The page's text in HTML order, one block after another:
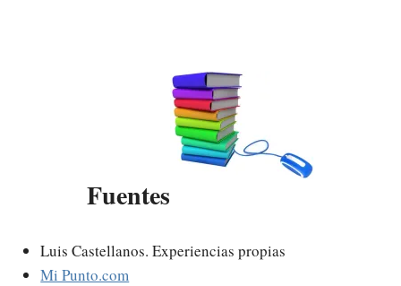
Fuentes
Luis Castellanos. Experiencias propias
Mi Punto.com